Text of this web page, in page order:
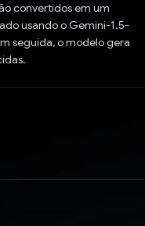
convertidos em um
usando o Gemini-1.5-
seguida, o modelo gera